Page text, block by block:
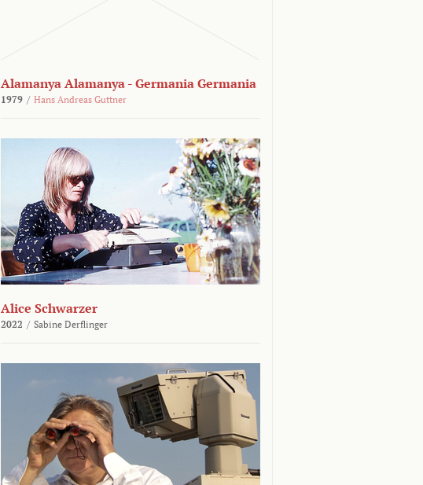
Alamanya Alamanya - Germania Germania
1979 / Hans Andreas Guttner
Alice Schwarzer
2022 / Sabine Derflinger